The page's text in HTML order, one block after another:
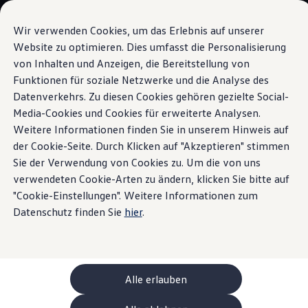
Wir verwenden Cookies, um das Erlebnis auf unserer
Website zu optimieren. Dies umfasst die Personalisierung
von Inhalten und Anzeigen, die Bereitstellung von
Funktionen für soziale Netzwerke und die Analyse des
Datenverkehrs. Zu diesen Cookies gehören gezielte Social-
Media-Cookies und Cookies für erweiterte Analysen.
Weitere Informationen finden Sie in unserem Hinweis auf
der Cookie-Seite. Durch Klicken auf "Akzeptieren" stimmen
Sie der Verwendung von Cookies zu. Um die von uns
verwendeten Cookie-Arten zu ändern, klicken Sie bitte auf
"Cookie-Einstellungen". Weitere Informationen zum
Datenschutz finden Sie hier.
Alle erlauben
Zum
Hauptinhalt
springen
Zum
Footer
springen
Ihre Konfiguration
Sondermodelle UNITED
Beratung und Kauf
Aktuelle Angebote
Geschäftskunden und Flotten
Sofort verfügbare Fahrzeuge
Occasionen
Finanzierung
Leasing-Rechner
Elektromobilität
Kosten und Finanzierung
Laden und Reichweite
Zuhause Laden
Unterwegs Laden
Bidirektionales Laden
Erneuerbare Energielösung: Helion
ChargeOn
Technologie und Batterie
Wie das Batteriesystem der ID. Modelle
Panorama-Ausstell-/Schiebedach
Himmlische Ausblicke